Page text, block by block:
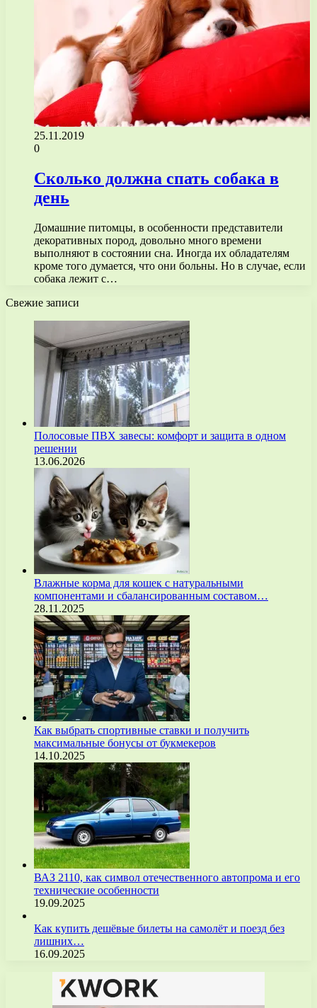
25.11.2019
0
Сколько должна спать собака в
день
Домашние питомцы, в особенности представители
декоративных пород, довольно много времени
выполняют в состоянии сна. Иногда их обладателям
кроме того думается, что они больны. Но в случае, если
собака лежит с…
Свежие записи
Полосовые ПВХ завесы: комфорт и защита в одном
решении
13.06.2026
Влажные корма для кошек с натуральными
компонентами и сбалансированным составом…
28.11.2025
Как выбрать спортивные ставки и получить
максимальные бонусы от букмекеров
14.10.2025
ВАЗ 2110, как символ отечественного автопрома и его
технические особенности
19.09.2025
Как купить дешёвые билеты на самолёт и поезд без
лишних…
16.09.2025